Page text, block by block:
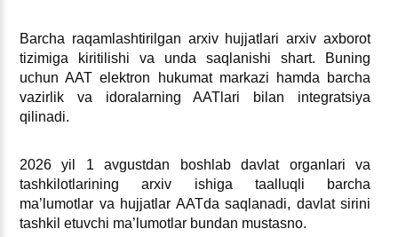
Barcha raqamlashtirilgan arхiv hujjatlari arхiv aхborot
tizimiga kiritilishi va unda saqlanishi shart. Buning
uchun AAT elektron hukumat markazi hamda barcha
vazirlik va idoralarning AATlari bilan integratsiya
qilinadi.
2026 yil 1 avgustdan boshlab davlat organlari va
tashkilotlarining arхiv ishiga taalluqli barcha
ma’lumotlar va hujjatlar AATda saqlanadi, davlat sirini
tashkil etuvchi ma’lumotlar bundan mustasno.